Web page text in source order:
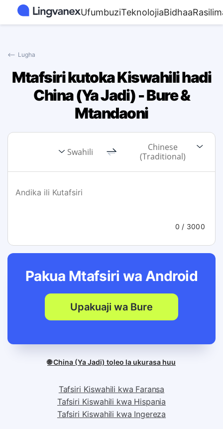
UfumbuziTeknolojiaBidhaa
⟵ Lugha
Mtafsiri kutoka Kiswahili hadi
China (Ya Jadi) - Bure &
Mtandaoni
Swahili
Chinese
(Traditional)
0 / 3000
Pakua Mtafsiri wa Android
Upakuaji wa Bure
🌐 China (Ya Jadi) toleo la ukurasa huu
Tafsiri Kiswahili kwa Faransa